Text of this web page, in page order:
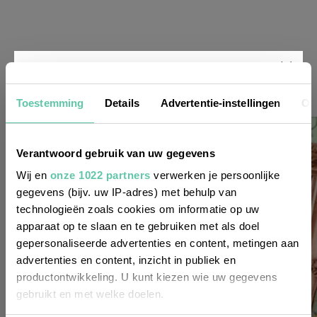
Toestemming Details Advertentie-instellingen
Verantwoord gebruik van uw gegevens
Wij en onze 1022 partners verwerken je persoonlijke
gegevens (bijv. uw IP-adres) met behulp van
technologieën zoals cookies om informatie op uw
apparaat op te slaan en te gebruiken met als doel
gepersonaliseerde advertenties en content, metingen aan
advertenties en content, inzicht in publiek en
productontwikkeling. U kunt kiezen wie uw gegevens
gebruikt en met welke doelen.
Nieuwsbrief
Wil je altijd als eerste op de hoogte zijn
van de laatste nieuwtjes, leuke adressen
en inspirerende tips voor Frankrijk? Meld
je dan aan voor onze 2-wekelijkse
nieuwsbrief. Zo gedaan!